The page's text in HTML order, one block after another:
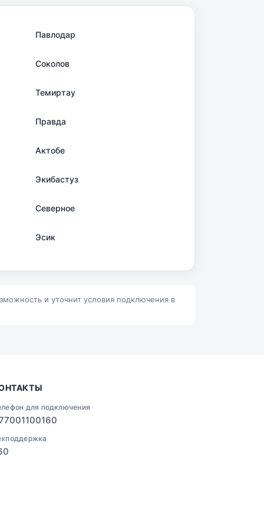
Павлодар
Соколов
Темиртау
Правда
Актобе
Экибастуз
Северное
Эсик
и уточнит условия подключения в
для подключения